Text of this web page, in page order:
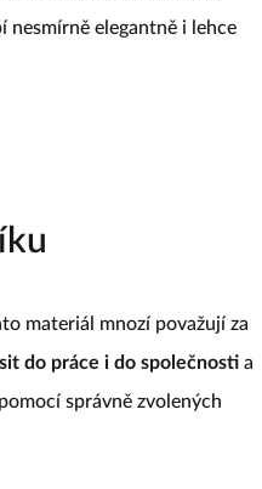
nesmírně elegantně i lehce
materiál mnozí považují za
do práce i do společnosti a
správně zvolených